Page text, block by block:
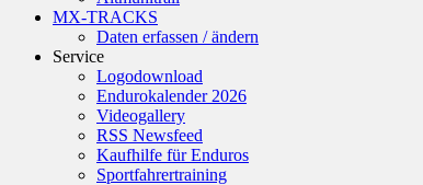
MX-TRACKS
Daten erfassen / ändern
Service
Logodownload
Endurokalender 2026
Videogallery
RSS Newsfeed
Kaufhilfe für Enduros
Sportfahrertraining